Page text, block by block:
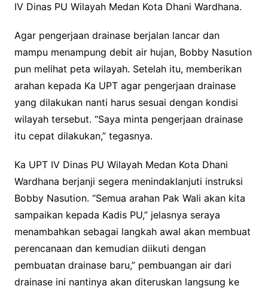
IV Dinas PU Wilayah Medan Kota Dhani Wardhana.
Agar pengerjaan drainase berjalan lancar dan
mampu menampung debit air hujan, Bobby Nasution
pun melihat peta wilayah. Setelah itu, memberikan
arahan kepada Ka UPT agar pengerjaan drainase
yang dilakukan nanti harus sesuai dengan kondisi
wilayah tersebut. “Saya minta pengerjaan drainase
itu cepat dilakukan,” tegasnya.
Ka UPT IV Dinas PU Wilayah Medan Kota Dhani
Wardhana berjanji segera menindaklanjuti instruksi
Bobby Nasution. “Semua arahan Pak Wali akan kita
sampaikan kepada Kadis PU,” jelasnya seraya
menambahkan sebagai langkah awal akan membuat
perencanaan dan kemudian diikuti dengan
pembuatan drainase baru,” pembuangan air dari
drainase ini nantinya akan diteruskan langsung ke